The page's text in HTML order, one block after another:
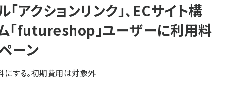
アクションリンク」、ECサイト構
「futureshop」ユーザーに利用料
ーン
する。初期費用は対象外